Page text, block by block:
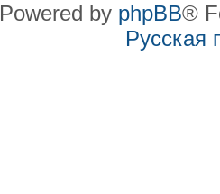
Powered by phpBB®
Русская